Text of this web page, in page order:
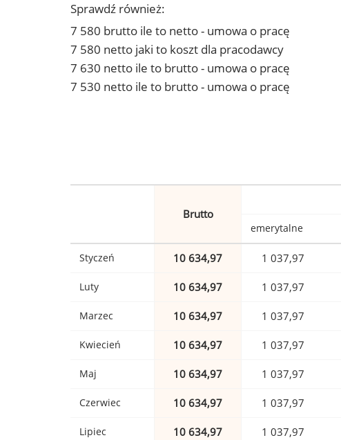
Sprawdź również:
7 580 brutto ile to netto - umowa o pracę
7 580 netto jaki to koszt dla pracodawcy
7 630 netto ile to brutto - umowa o pracę
7 530 netto ile to brutto - umowa o pracę
Brutto
emerytalne
Styczeń 10 634,97 1 037,97
Luty 10 634,97 1 037,97
Marzec 10 634,97 1 037,97
Kwiecień 10 634,97 1 037,97
Maj 10 634,97 1 037,97
Czerwiec 10 634,97 1 037,97
Lipiec 10 634,97 1 037,97